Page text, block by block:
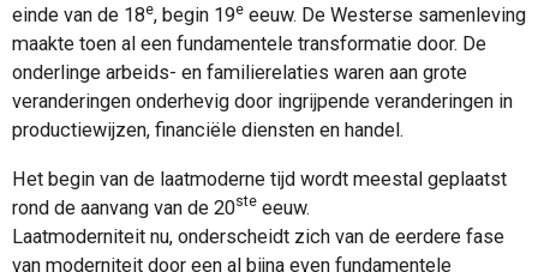
einde van de 18e, begin 19e eeuw. De Westerse samenleving
maakte toen al een fundamentele transformatie door. De
onderlinge arbeids- en familierelaties waren aan grote
veranderingen onderhevig door ingrijpende veranderingen in
productiewijzen, financiële diensten en handel.
Het begin van de laatmoderne tijd wordt meestal geplaatst
rond de aanvang van de 20ste eeuw.
Laatmoderniteit nu, onderscheidt zich van de eerdere fase
van moderniteit door een al bijna even fundamentele